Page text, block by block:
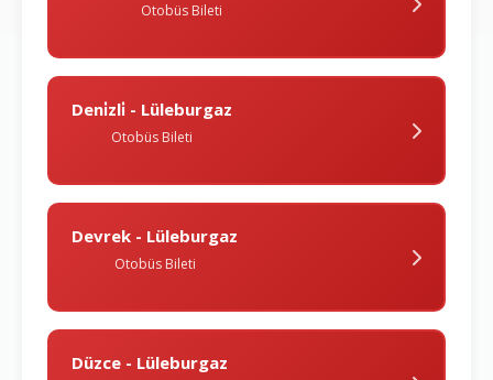
Otobüs Bileti
Deni̇zli̇ - Lüleburgaz
Otobüs Bileti
Devrek - Lüleburgaz
Otobüs Bileti
Düzce - Lüleburgaz